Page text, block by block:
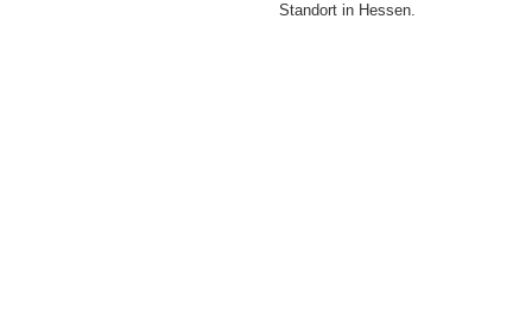
Standort in Hessen.